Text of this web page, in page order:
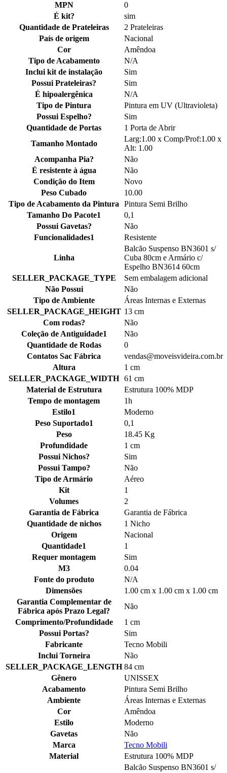
MPN
0
É kit?
sim
Quantidade de Prateleiras
2 Prateleiras
País de origem
Nacional
Cor
Amêndoa
Tipo de Acabamento
N/A
Inclui kit de instalação
Sim
Possui Prateleiras?
Sim
É hipoalergênica
N/A
Tipo de Pintura
Pintura em UV (Ultravioleta)
Possui Espelho?
Sim
Quantidade de Portas
1 Porta de Abrir
Tamanho Montado
Larg:1.00 x Comp/Prof:1.00 x
Alt: 1.00
Acompanha Pia?
Não
É resistente à água
Não
Condição do Item
Novo
Peso Cubado
10.00
Tipo de Acabamento da Pintura
Pintura Semi Brilho
Tamanho Do Pacote1
0,1
Possui Gavetas?
Não
Funcionalidades1
Resistente
Linha
Balcão Suspenso BN3601 s/
Cuba 80cm e Armário c/
Espelho BN3614 60cm
SELLER_PACKAGE_TYPE
Sem embalagem adicional
Não Possui
Não
Tipo de Ambiente
Áreas Internas e Externas
SELLER_PACKAGE_HEIGHT 13 cm
Com rodas?
Não
Coleção de Antiguidade1
Não
Quantidade de Rodas
0
Contatos Sac Fábrica
vendas@moveisvideira.com.br
Altura
1 cm
SELLER_PACKAGE_WIDTH 61 cm
Material de Estrutura
Estrutura 100% MDP
Tempo de montagem
1h
Estilo1
Moderno
Peso Suportado1
0,1
Peso
18.45 Kg
Profundidade
1 cm
Possui Nichos?
Sim
Possui Tampo?
Não
Tipo de Armário
Aéreo
Kit
1
Volumes
2
Garantia de Fábrica
Garantia de Fábrica
Quantidade de nichos
1 Nicho
Origem
Nacional
Quantidade1
1
Requer montagem
Sim
M3
0.04
Fonte do produto
N/A
Dimensões
1.00 cm x 1.00 cm x 1.00 cm
Garantia Complementar de
Fábrica após Prazo Legal?
Não
Comprimento/Profundidade
1 cm
Possui Portas?
Sim
Fabricante
Tecno Mobili
Inclui Torneira
Não
SELLER_PACKAGE_LENGTH 84 cm
Gênero
UNISSEX
Acabamento
Pintura Semi Brilho
Ambiente
Áreas Internas e Externas
Cor
Amêndoa
Estilo
Moderno
Gavetas
Não
Marca
Tecno Mobili
Material
Estrutura 100% MDP
Balcão Suspenso BN3601 s/